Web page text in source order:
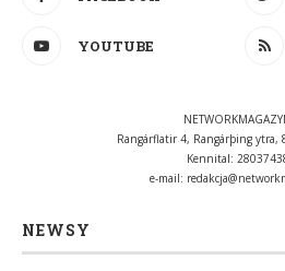
YOUTUBE
Rangárflatir 4, Rangárþing ytra,
Kennital:
e-mail:
NEWSY